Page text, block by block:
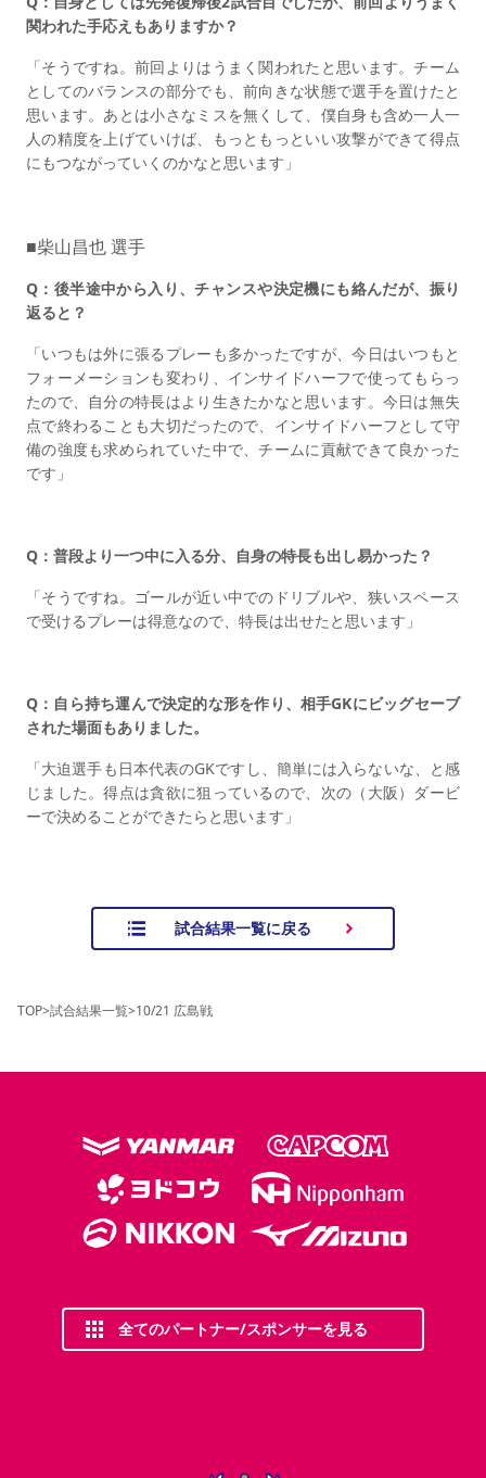
関われた手応えもありますか？
「そうですね。前回よりはうまく関われたと思います。チーム
としてのバランスの部分でも、前向きな状態で選手を置けたと
思います。あとは小さなミスを無くして、僕自身も含め一人一
人の精度を上げていけば、もっともっといい攻撃ができて得点
にもつながっていくのかなと思います」
■柴山昌也 選手
Q：後半途中から入り、チャンスや決定機にも絡んだが、振り
返ると？
「いつもは外に張るプレーも多かったですが、今日はいつもと
フォーメーションも変わり、インサイドハーフで使ってもらっ
たので、自分の特長はより生きたかなと思います。今日は無失
点で終わることも大切だったので、インサイドハーフとして守
備の強度も求められていた中で、チームに貢献できて良かった
です」
Q：普段より一つ中に入る分、自身の特長も出し易かった？
「そうですね。ゴールが近い中でのドリブルや、狭いスペース
で受けるプレーは得意なので、特長は出せたと思います」
Q：自ら持ち運んで決定的な形を作り、相手GKにビッグセーブ
された場面もありました。
「大迫選手も日本代表のGKですし、簡単には入らないな、と感
じました。得点は貪欲に狙っているので、次の（大阪）ダービ
ーで決めることができたらと思います」
試合結果一覧に戻る
TOP>試合結果一覧>10/21 広島戦
全てのパートナー/スポンサーを見る